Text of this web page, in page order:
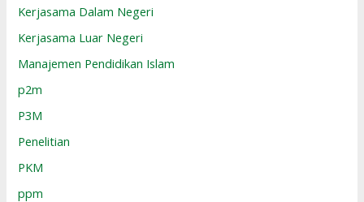
Kerjasama Dalam Negeri
Kerjasama Luar Negeri
Manajemen Pendidikan Islam
p2m
P3M
Penelitian
PKM
ppm